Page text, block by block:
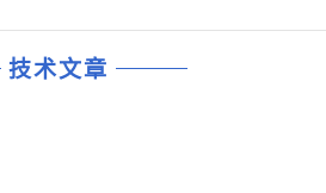
技术文章